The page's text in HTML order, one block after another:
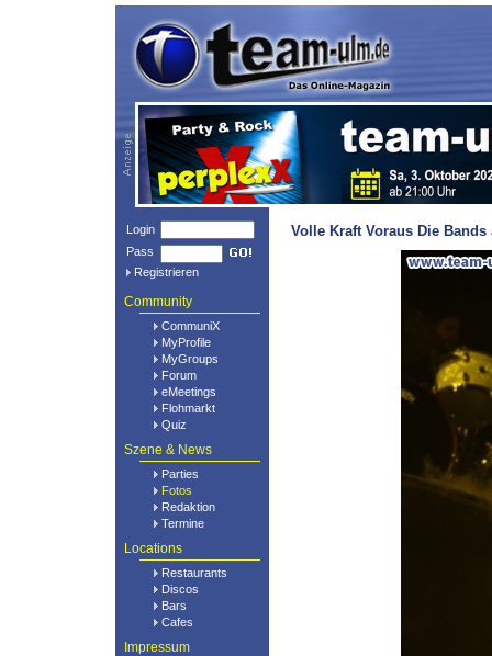
Login
Pass
Registrieren
Community
CommuniX
MyProfile
MyGroups
Forum
eMeetings
Flohmarkt
Quiz
Szene & News
Parties
Fotos
Redaktion
Termine
Locations
Restaurants
Discos
Bars
Cafes
Impressum
Volle Kraft Voraus Die